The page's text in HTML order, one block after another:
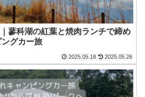
蓼科湖の紅葉と焼肉ランチで締め
ングカー旅
2025.05.18 2025.05.26